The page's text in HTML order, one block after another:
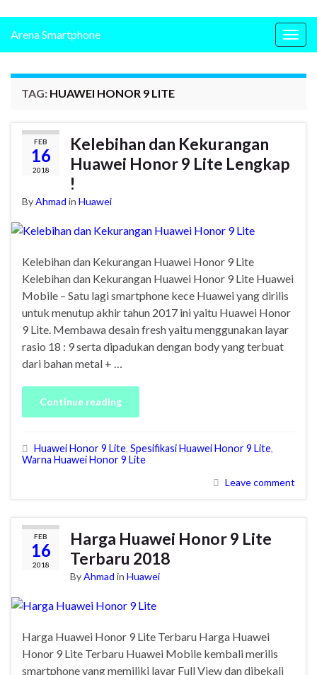
Arena Smartphone
TAG: HUAWEI HONOR 9 LITE
FEB
16
2018
Kelebihan dan Kekurangan
Huawei Honor 9 Lite Lengkap
!
ByAhmad in Huawei
Kelebihan dan Kekurangan Huawei Honor 9 Lite
Kelebihan dan Kekurangan Huawei Honor 9 Lite Huawei
Mobile – Satu lagi smartphone kece Huawei yang dirilis
untuk menutup akhir tahun 2017 ini yaitu Huawei Honor
9 Lite. Membawa desain fresh yaitu menggunakan layar
rasio 18 : 9 serta dipadukan dengan body yang terbuat
dari bahan metal + …
Continue reading
Huawei Honor 9 Lite, Spesifikasi Huawei Honor 9 Lite,
Warna Huawei Honor 9 Lite
Leave comment
FEB
16
2018
Harga Huawei Honor 9 Lite
Terbaru 2018
ByAhmad in Huawei
Harga Huawei Honor 9 Lite Terbaru Harga Huawei
Honor 9 Lite Terbaru Huawei Mobile kembali merilis
smartphone yang memiliki layar Full View dan dibekali